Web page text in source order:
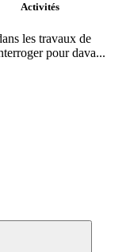
Activités
les travaux de
pour dava...